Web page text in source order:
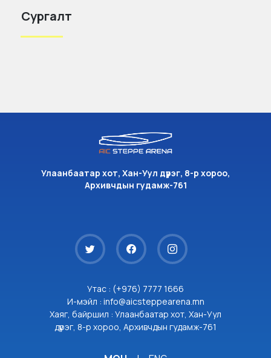
Сургалт
Улаанбаатар хот, Хан-Уул дүүрэг, 8-р хороо,
Архивчдын гудамж-761
Утас : (+976) 7777 1666
И-мэйл : info@aicsteppearena.mn
Хаяг, байршил : Улаанбаатар хот, Хан-Уул
дүүрэг, 8-р хороо, Архивчдын гудамж-761